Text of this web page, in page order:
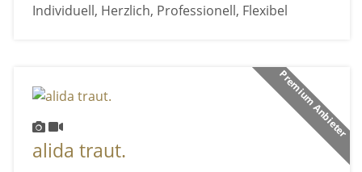
Individuell, Herzlich, Professionell, Flexibel
Premium Anbieter
alida traut.